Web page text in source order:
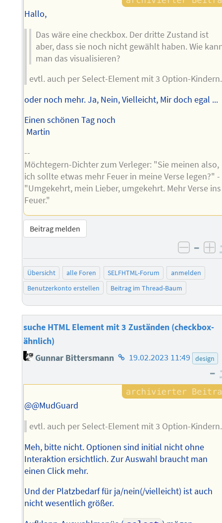
Hallo,
Das wäre eine checkbox. Der dritte Zustand ist
aber, dass sie noch nicht gewählt haben. Wie
man das visualisieren?
evtl. auch per Select-Element mit 3 Option-Kindern.
oder noch mehr. Ja, Nein, Vielleicht, Mir doch egal ...
Einen schönen Tag noch
Martin
--
Möchtegern-Dichter zum Verleger: "Sie meinen also,
ich sollte etwas mehr Feuer in meine Verse legen?" -
"Umgekehrt, mein Lieber, umgekehrt. Mehr Verse ins
Feuer."
Beitrag melden
–
Übersicht alle Foren SELFHTML-Forum
anmelden
Benutzerkonto erstellen
Beitrag im Thread-Baum
suche HTML Element mit 3 Zuständen (checkbox-
ähnlich)
Gunnar Bittersmann Homepage
Autors
19.02.2023 11:49 design
–
@@MudGuard
evtl. auch per Select-Element mit 3 Option-Kindern.
Meh, bitte nicht. Optionen sind initial nicht ohne
Interaktion ersichtlich. Zur Auswahl braucht man
einen Click mehr.
Und der Platzbedarf für ja/nein(/vielleicht) ist auch
nicht wesentlich größer.